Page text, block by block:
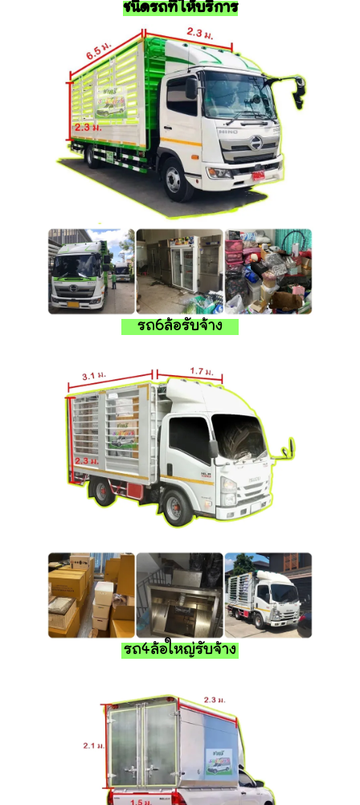
ชนิดรถที่ให้บริการ
รถ6ล้อรับจ้าง
รถ4ล้อใหญ่รับจ้าง